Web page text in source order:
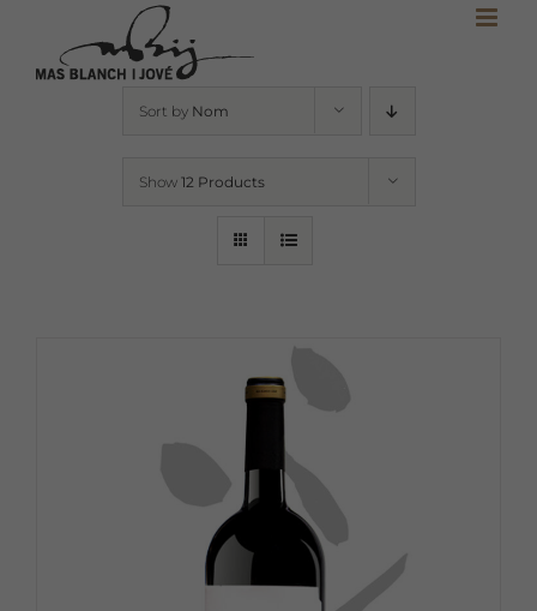
content
Sort by Nom
Show 12 Products